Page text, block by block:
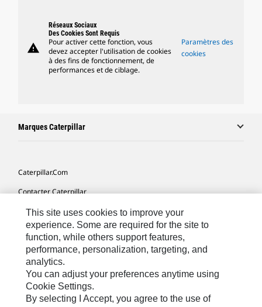
warning
Réseaux Sociaux
Des Cookies Sont Requis
Pour activer cette fonction, vous
devez accepter l'utilisation de cookies
à des fins de fonctionnement, de
performances et de ciblage.
Paramètres des
cookies
Marques Caterpillar
Caterpillar.com
Contacter Caterpillar
Mes Préférences Marketing
Plan Du Site
Cookie Settings
Légales
Confidentialité
This site uses cookies to improve your
experience. Some are required for the site to
function, while others support features,
performance, personalization, targeting, and
analytics.
You can adjust your preferences anytime using
Cookie Settings.
By selecting I Accept, you agree to the use of